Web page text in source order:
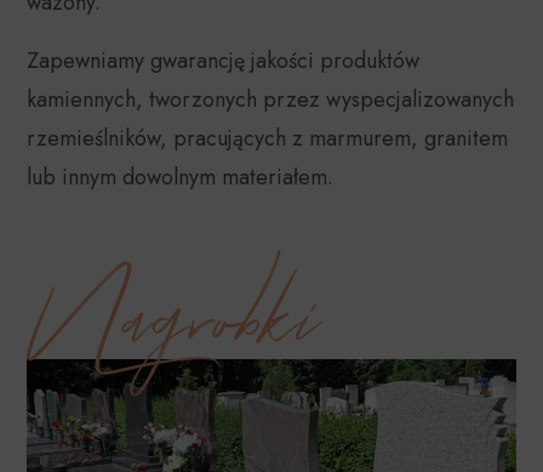
Zapewniamy gwarancję jakości produktów
kamiennych, tworzonych przez wyspecjalizowanych
rzemieślników, pracujących z marmurem, granitem
lub innym dowolnym materiałem.
Nagrobki